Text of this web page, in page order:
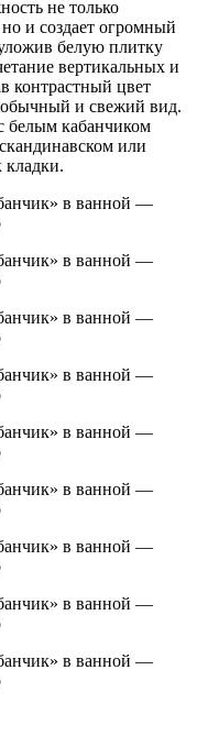
не только
и создает огромный
белую плитку
вертикальных и
контрастный цвет
и свежий вид.
белым кабанчиком
или
кладки.